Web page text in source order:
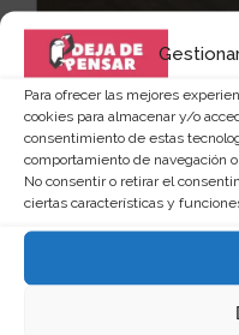
Para ofrecer las mejores
cookies para almacenar y/o
consentimiento de estas
comportamiento de navegación
No consentir o retirar el
ciertas características y